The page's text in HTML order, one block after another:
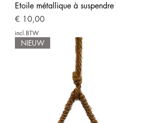
Etoile métallique à suspendre
Prijs
€ 10,00
incl.BTW
NIEUW